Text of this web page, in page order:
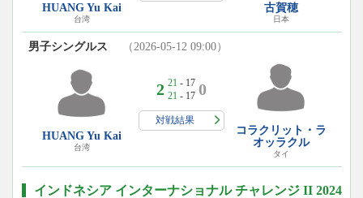
HUANG Yu Kai
台湾
古賀穂
日本
男子シングルス （2026-05-12 09:00）
HUANG Yu Kai
台湾
2 21 - 17
21 - 17 0
対戦結果
コラクリット・ラ
オッラクル
タイ
インドネシア インターナショナル チャレンジ II 2024